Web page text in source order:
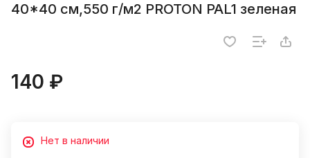
40*40 см,550 г/м2 PROTON PAL1 зеленая
140 ₽
Нет в наличии